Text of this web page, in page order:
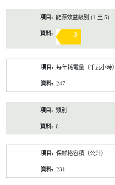
能源效益級別 (1 至 5)
3
每年耗電量（千瓦小時）
247
類別
6
保鮮格容積（公升）
231